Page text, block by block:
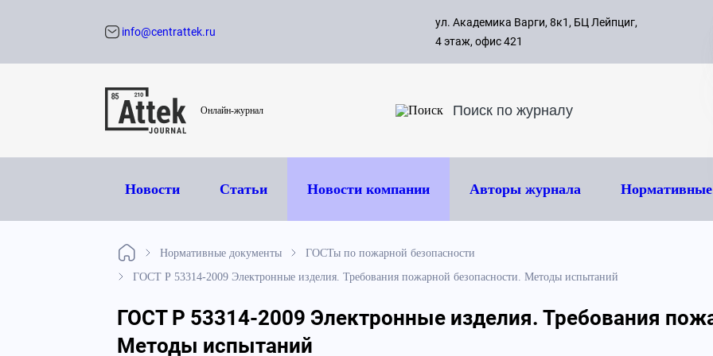
с 09:00
8 495
info@centrattek.ru
ул. Академика Варги, 8к1, БЦ Лейпциг,
4 этаж, офис 421
Онлайн-журнал
Новости Статьи Новости компании Авторы журнала
Нормативные документы
ГОСТы по пожарной безопасности
ГОСТ Р 53314-2009 Электронные изделия. Требования пожарной безопасности. Методы испытаний
ГОСТ Р 53314-2009 Электронные изделия. Требования
Методы испытаний